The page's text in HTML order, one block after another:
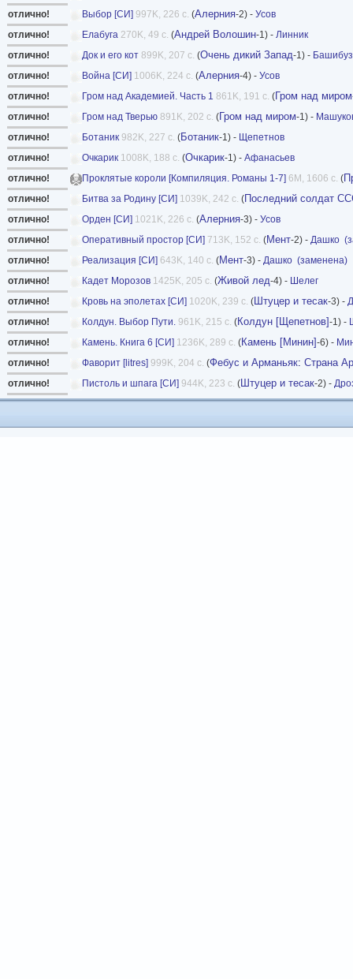
отлично!
Выбор [СИ] 997K, 226 с. (Алерния-2) - Усов
отлично!
Елабуга 270K, 49 с. (Андрей Волошин-1) - Линник
отлично!
Док и его кот 899K, 207 с. (Очень дикий Запад-1) -
отлично!
Война [СИ] 1006K, 224 с. (Алерния-4) - Усов
отлично!
Гром над Академией. Часть 1 861K, 191 с. (Гром над миром
отлично!
Гром над Тверью 891K, 202 с. (Гром над миром-1) -
отлично!
Ботаник 982K, 227 с. (Ботаник-1) - Щепетнов
отлично!
Очкарик 1008K, 188 с. (Очкарик-1) - Афанасьев
отлично!
Проклятые короли [Компиляция. Романы 1-7] 6M, 1606 с. (
отлично! Битва за Родину [СИ] 1039K, 242 с. (Последний солдат
отлично! Орден [СИ] 1021K, 226 с. (Алерния-3) - Усов
отлично!
Оперативный простор [СИ] 713K, 152 с. (Мент-2) - Дашко
отлично!
Реализация [СИ] 643K, 140 с. (Мент-3) - Дашко (заменена)
отлично!
Кадет Морозов 1425K, 205 с. (Живой лед-4) - Шелег
отлично!
Кровь на эполетах [СИ] 1020K, 239 с. ( Штуцер и тесак-3) -
отлично!
Колдун. Выбор Пути. 961K, 215 с. (Колдун [Щепетнов]-1) -
отлично!
Камень. Книга 6 [СИ] 1236K, 289 с. (Камень [Минин]-6) -
отлично!
Фаворит [litres] 999K, 204 с. (Фебус и Арманьяк: Страна
отлично! Пистоль и шпага [СИ] 944K, 223 с. ( Штуцер и тесак-2) -